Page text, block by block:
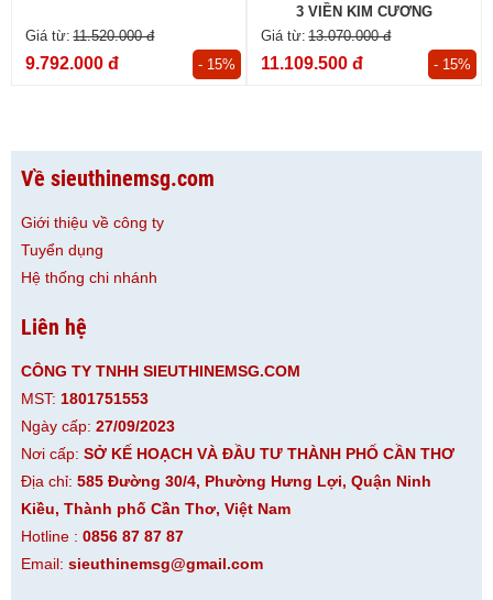
11.520.000 đ
9.792.000 đ - 15%
3 VIỀN KIM CƯƠNG
13.070.000 đ
11.109.500 đ - 15%
Về sieuthinemsg.com
Giới thiệu về công ty
Tuyển dụng
Hệ thống chi nhánh
Liên hệ
CÔNG TY TNHH SIEUTHINEMSG.COM
MST: 1801751553
Ngày cấp: 27/09/2023
Nơi cấp: SỞ KẾ HOẠCH VÀ ĐẦU TƯ THÀNH PHỐ CẦN THƠ
Địa chỉ: 585 Đường 30/4, Phường Hưng Lợi, Quận Ninh
Kiều, Thành phố Cần Thơ, Việt Nam
Hotline : 0856 87 87 87
Email: sieuthinemsg@gmail.com